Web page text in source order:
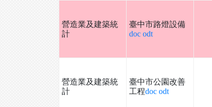
營造業及建築統
計
臺中市路燈設備
doc odt
營造業及建築統
計
臺中市公園改善
工程doc odt